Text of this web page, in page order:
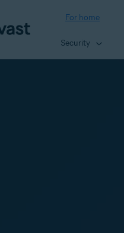
For home
Security